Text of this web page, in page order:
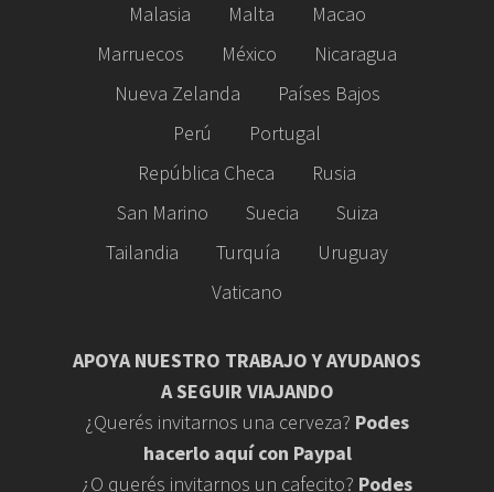
Malasia
Malta
Macao
Marruecos
México
Nicaragua
Nueva Zelanda
Países Bajos
Perú
Portugal
República Checa
Rusia
San Marino
Suecia
Suiza
Tailandia
Turquía
Uruguay
Vaticano
APOYA NUESTRO TRABAJO Y AYUDANOS
A SEGUIR VIAJANDO
¿Querés invitarnos una cerveza? Podes
hacerlo aquí con Paypal
¿O querés invitarnos un cafecito? Podes